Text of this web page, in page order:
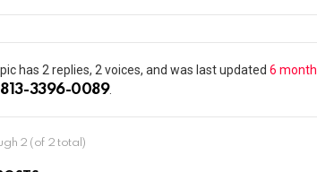
has 2 replies, 2 voices, and was last updated 6
3396-0089.
2 (of 2 total)